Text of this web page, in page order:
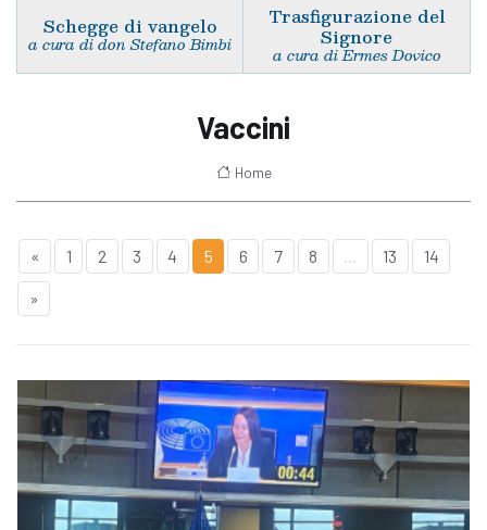
Schegge di vangelo
a cura di don Stefano Bimbi
Trasfigurazione del
Signore
a cura di Ermes Dovico
Vaccini
Home
« 1 2 3 4 5 6 7 8 13 14
»